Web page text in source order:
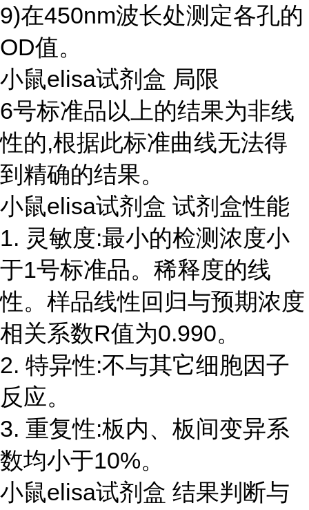
9)在450nm波长处测定各孔的
OD值。
小鼠elisa试剂盒 局限
6号标准品以上的结果为非线
性的,根据此标准曲线无法得
到精确的结果。
小鼠elisa试剂盒 试剂盒性能
1. 灵敏度:最小的检测浓度小
于1号标准品。稀释度的线
性。样品线性回归与预期浓度
相关系数R值为0.990。
2. 特异性:不与其它细胞因子
反应。
3. 重复性:板内、板间变异系
数均小于10%。
小鼠elisa试剂盒 结果判断与